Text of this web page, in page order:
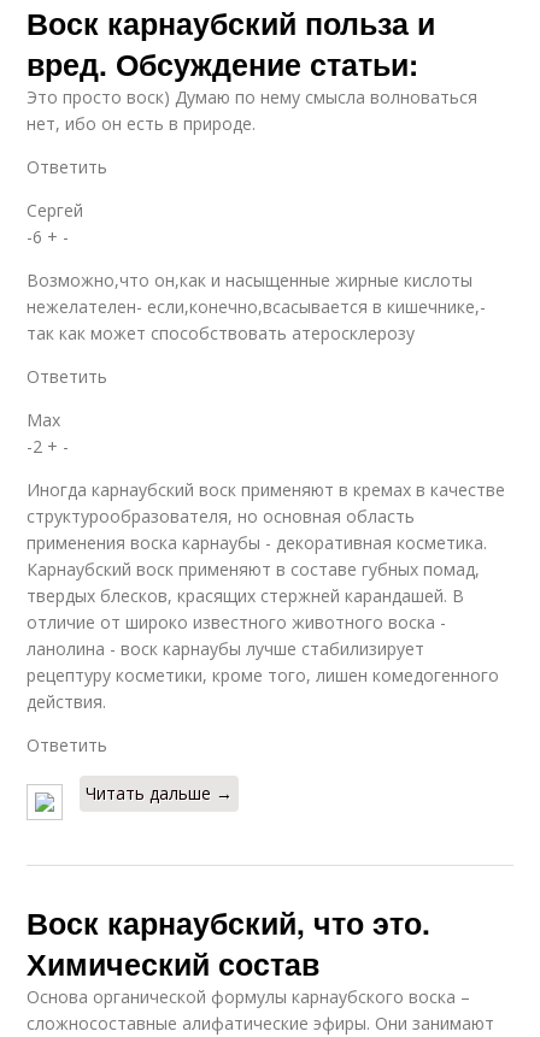
Воск карнаубский польза и
вред. Обсуждение статьи:
Это просто воск) Думаю по нему смысла волноваться
нет, ибо он есть в природе.
Ответить
Сергей
-6 + -
Возможно,что он,как и насыщенные жирные кислоты
нежелателен- если,конечно,всасывается в кишечнике,-
так как может способствовать атеросклерозу
Ответить
Max
-2 + -
Иногда карнаубский воск применяют в кремах в качестве
структурообразователя, но основная область
применения воска карнаубы - декоративная косметика.
Карнаубский воск применяют в составе губных помад,
твердых блесков, красящих стержней карандашей. В
отличие от широко известного животного воска -
ланолина - воск карнаубы лучше стабилизирует
рецептуру косметики, кроме того, лишен комедогенного
действия.
Ответить
Читать дальше →
Воск карнаубский, что это.
Химический состав
Основа органической формулы карнаубского воска –
сложносоставные алифатические эфиры. Они занимают